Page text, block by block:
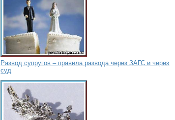
Развод супругов – правила развода через ЗАГС и через
суд